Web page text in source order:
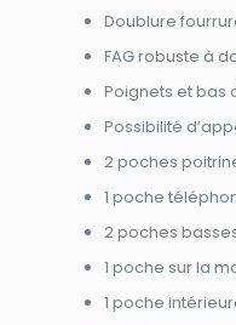
Doublure
FAG robuste à
Poignets et bas
Possibilité
2 poches
1 poche
2 poches
1 poche sur la
1 poche